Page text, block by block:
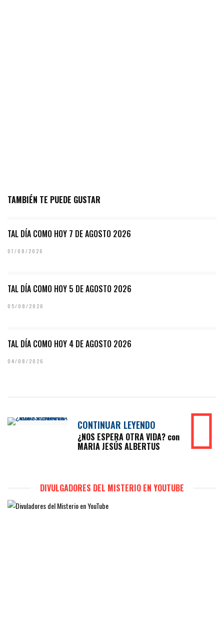
TAMBIÉN TE PUEDE GUSTAR
TAL DÍA COMO HOY 7 DE AGOSTO 2026
07/08/2026
TAL DÍA COMO HOY 5 DE AGOSTO 2026
05/08/2026
TAL DÍA COMO HOY 4 DE AGOSTO 2026
04/08/2026
CONTINUAR LEYENDO
¿NOS ESPERA OTRA VIDA? con
MARIA JESÚS ALBERTUS
DIVULGADORES DEL MISTERIO EN YOUTUBE